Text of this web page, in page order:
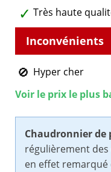
Très haute
Hyper cher
Voir le prix le plus
Chaudronnier de
régulièrement des
en effet remarqué